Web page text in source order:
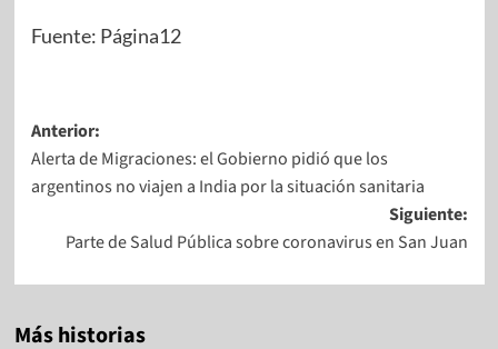
Fuente: Página12
Anterior:
Alerta de Migraciones: el Gobierno pidió que los
argentinos no viajen a India por la situación sanitaria
Siguiente:
Parte de Salud Pública sobre coronavirus en San Juan
Más historias